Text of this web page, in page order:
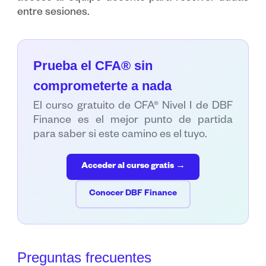
entre sesiones.
Prueba el CFA® sin
comprometerte a nada
El curso gratuito de CFA® Nivel I de DBF
Finance es el mejor punto de partida
para saber si este camino es el tuyo.
Acceder al curso gratis →
Conocer DBF Finance
Preguntas frecuentes